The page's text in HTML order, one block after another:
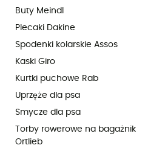
Buty Meindl
Plecaki Dakine
Spodenki kolarskie Assos
Kaski Giro
Kurtki puchowe Rab
Uprzęże dla psa
Smycze dla psa
Torby rowerowe na bagażnik
Ortlieb